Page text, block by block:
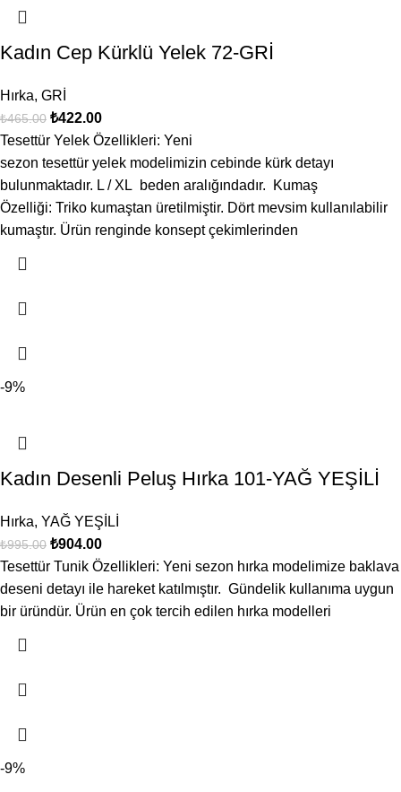
Kadın Cep Kürklü Yelek 72-GRİ
Hırka, GRİ
₺465.00 ₺422.00
Tesettür Yelek Özellikleri: Yeni
sezon tesettür yelek modelimizin cebinde kürk detayı
bulunmaktadır. L / XL beden aralığındadır. Kumaş
Özelliği: Triko kumaştan üretilmiştir. Dört mevsim kullanılabilir
kumaştır. Ürün renginde konsept çekimlerinden
-9%
Kadın Desenli Peluş Hırka 101-YAĞ YEŞİLİ
Hırka, YAĞ YEŞİLİ
₺995.00 ₺904.00
Tesettür Tunik Özellikleri: Yeni sezon hırka modelimize baklava
deseni detayı ile hareket katılmıştır. Gündelik kullanıma uygun
bir üründür. Ürün en çok tercih edilen hırka modelleri
-9%